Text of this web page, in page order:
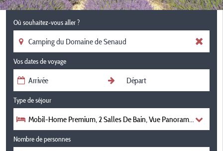
Où souhaitez-vous aller ?
Vos dates de voyage
Type de séjour
Mobil-Home Premium, 2 Salles De Bain, Vue Panoramique
Nombre de personnes